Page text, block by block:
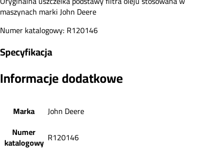
maszynach marki John Deere
Numer katalogowy: R120146
Specyfikacja
Informacje dodatkowe
Marka
John Deere
Numer
katalogowy R120146